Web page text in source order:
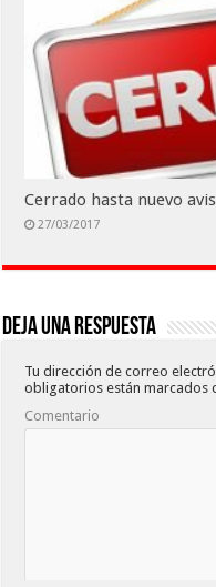
Cerrado hasta nuevo
27/03/2017
Deja una respuesta
Tu dirección de correo
obligatorios están marcados
Comentario